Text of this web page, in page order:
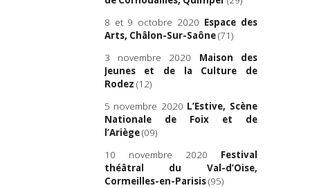
8 et 9 octobre 2020 Espace des
Arts, Châlon-Sur-Saône(71)
3 novembre 2020 Maison des
Jeunes et de la Culture de
Rodez (12)
5 novembre 2020 L’Estive, Scène
Nationale de Foix et de
l’Ariège(09)
10 novembre 2020 Festival
théâtral du Val-d’Oise,
Cormeilles-en-Parisis(95)